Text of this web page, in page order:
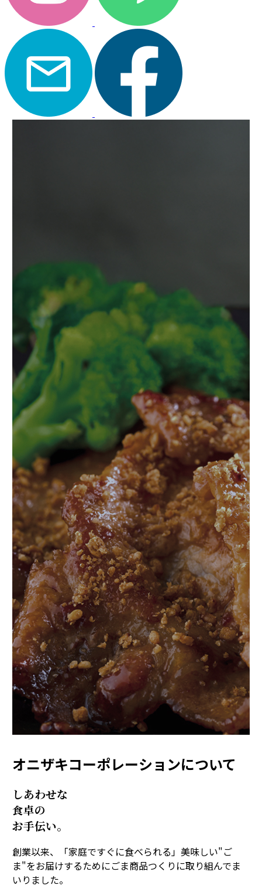
オニザキコーポレーションについて
しあわせな
食卓の
お手伝い。
創業以来、「家庭ですぐに食べられる」美味しい"ご
ま"をお届けするためにごま商品つくりに取り組んでま
いりました。